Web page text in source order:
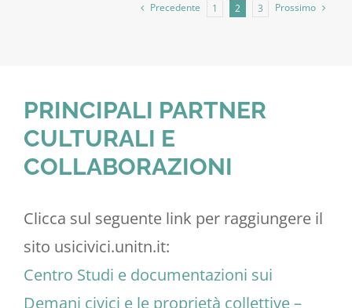
Precedente 1 2 3 Prossimo
PRINCIPALI PARTNER
CULTURALI E
COLLABORAZIONI
Clicca sul seguente link per raggiungere il
sito usicivici.unitn.it:
Centro Studi e documentazioni sui
Demani civici e le proprietà collettive –